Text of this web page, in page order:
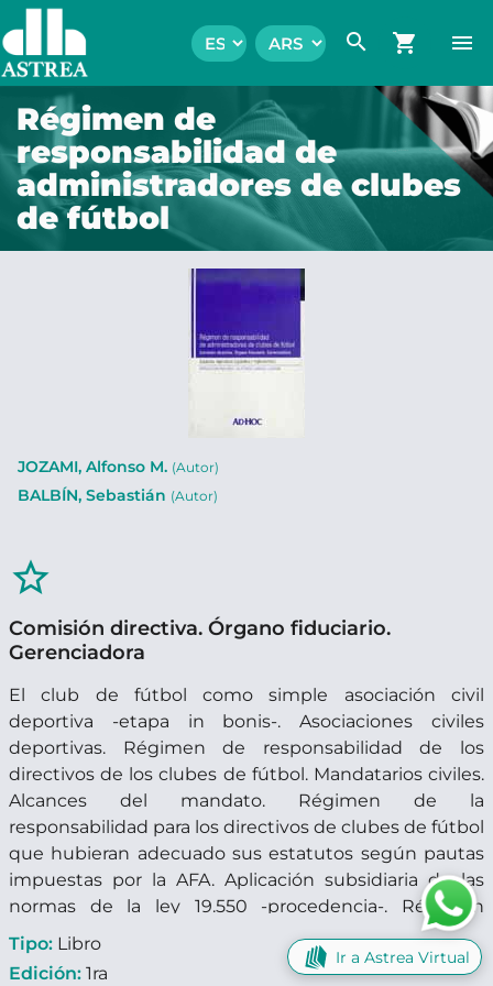
search shopping_cart menu
Régimen de
responsabilidad de
administradores de clubes
de fútbol
JOZAMI, Alfonso M. (Autor)
BALBÍN, Sebastián (Autor)
star_border
Comisión directiva. Órgano fiduciario.
Gerenciadora
El club de fútbol como simple asociación civil
deportiva -etapa in bonis-. Asociaciones civiles
deportivas. Régimen de responsabilidad de los
directivos de los clubes de fútbol. Mandatarios civiles.
Alcances del mandato. Régimen de la
responsabilidad para los directivos de clubes de fútbol
que hubieran adecuado sus estatutos según pautas
impuestas por la AFA. Aplicación subsidiaria de las
normas de la ley 19.550 -procedencia-. Régimen
especial de administración de las entidades
deportivas con dificultades económicas. Fideicomiso
Tipo: Libro
Edición: 1ra
Ir a Astrea Virtual